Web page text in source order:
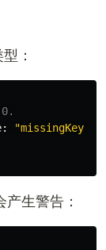
：
:
"missingKey
生警告：